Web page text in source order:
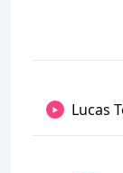
Lucas